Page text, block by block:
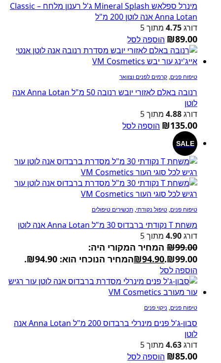
מינרל ספלאש Mineral Splash ג'ל רענון מלחח Classic –
Anna Lotan אנה לוטן 200 מ"ל
דורג4.75 מתוך 5
₪89.00 הוספה לסל
טיפוח פנים, קרמים לפנים וצוואר
רנובה באלם לאזורי יובש רנובה 50 מ"ל Anna Lotan אנה
לוטן
דורג4.88 מתוך 5
₪135.00 הוספה לסל
SALE
טיפוח פנים, טיפול נקודתי, תכשירים טיפולים
משחת T נקודתי ברבדוס 30 מ"ל Anna Lotan אנה לוטן
דורג4.90 מתוך 5
₪99.00
המחיר המקורי היה:
₪99.00.
₪94.90 המחיר הנוכחי הוא: ₪94.90.
הוספה לסל
טיפוח פנים, ניקוי פנים
סבון-ג'ל פנים מינרלי ברבדוס 200 מ"ל Anna Lotan אנה
לוטן
דורג4.63 מתוך 5
₪85.00
הוספה לסל